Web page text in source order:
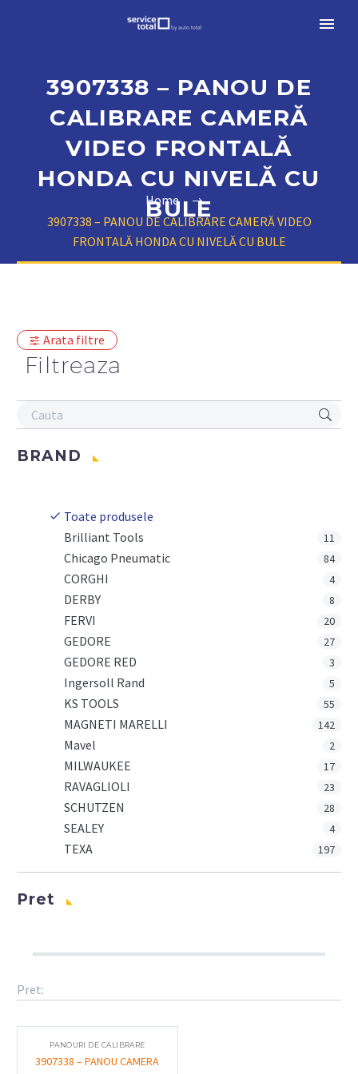
3907338 – PANOU DE
CALIBRARE CAMERĂ
VIDEO FRONTALĂ
HONDA CU NIVELĂ CU
BULE
Home
3907338 – PANOU DE CALIBRARE CAMERĂ VIDEO
FRONTALĂ HONDA CU NIVELĂ CU BULE
Arata filtre
Filtreaza
BRAND
Toate produsele
Brilliant Tools
11
Chicago Pneumatic 84
CORGHI 4
DERBY 8
FERVI 20
GEDORE 27
GEDORE RED 3
Ingersoll Rand 5
KS TOOLS 55
MAGNETI MARELLI 142
Mavel 2
MILWAUKEE 17
RAVAGLIOLI 23
SCHUTZEN 28
SEALEY 4
TEXA 197
Pret
Pret:
PANOURI DE CALIBRARE
3907338 – PANOU CAMERA